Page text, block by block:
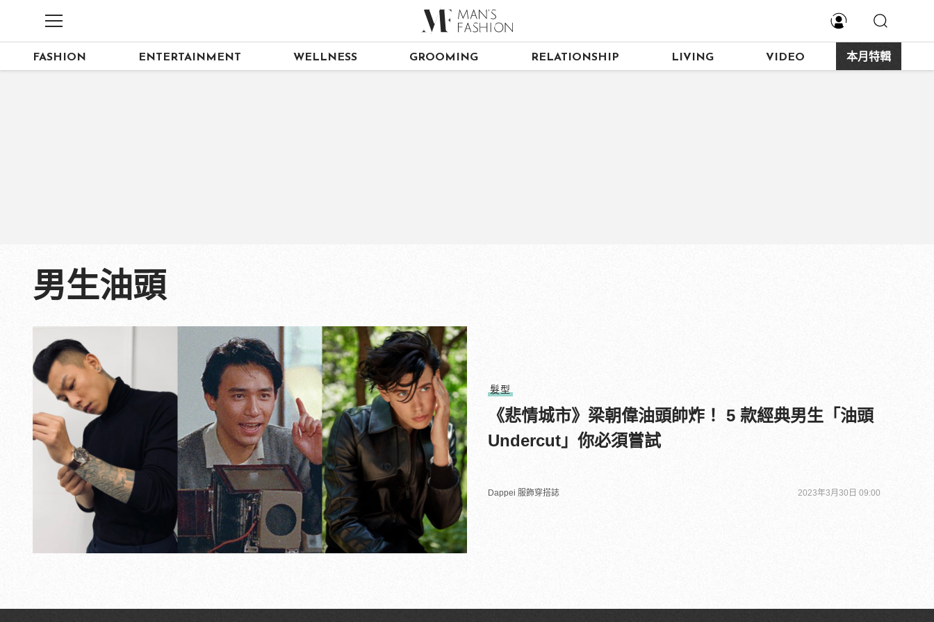
FASHION ENTERTAINMENT WELLNESS GROOMING RELATIONSHIP LIVING VIDEO 本月特輯
男生油頭
髮型
《悲情城市》梁朝偉油頭帥炸！ 5 款經典男生「油頭
Undercut」你必須嘗試
Dappei 服飾穿搭誌 2023年3月30日 09:00